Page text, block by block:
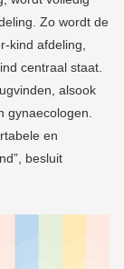
Zo wordt de
kind afdeling,
centraal staat.
alsook
gynaecologen.
en
besluit